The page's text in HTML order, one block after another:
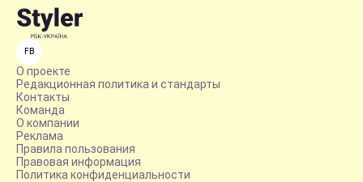
FB
О проекте
Редакционная политика и стандарты
Контакты
Команда
О компании
Реклама
Правила пользования
Правовая информация
Политика конфиденциальности